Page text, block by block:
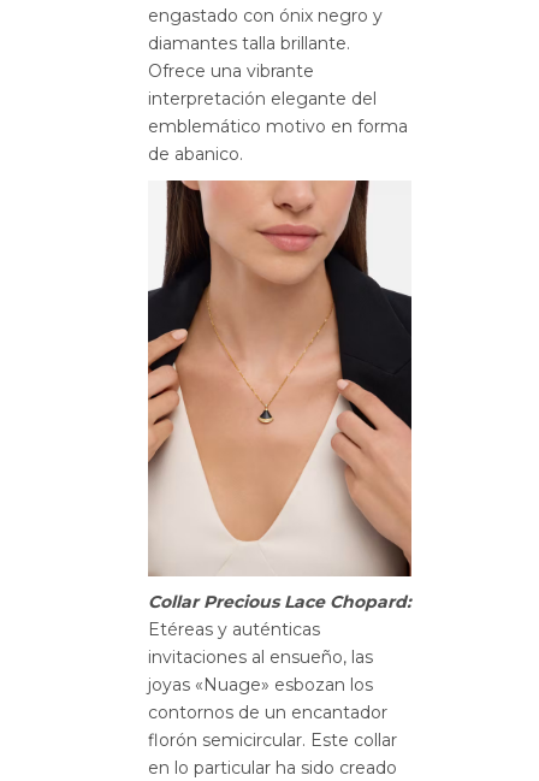
engastado con ónix negro y
diamantes talla brillante.
Ofrece una vibrante
interpretación elegante del
emblemático motivo en forma
de abanico.
Collar Precious Lace Chopard:
Etéreas y auténticas
invitaciones al ensueño, las
joyas «Nuage» esbozan los
contornos de un encantador
florón semicircular. Este collar
en lo particular ha sido creado